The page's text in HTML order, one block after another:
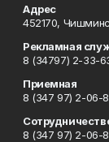
Адрес
452170,
Рекламная
8 (34797) 2-33-
Приемная
8 (347 97) 2-06-
8 (347 97) 2-06-